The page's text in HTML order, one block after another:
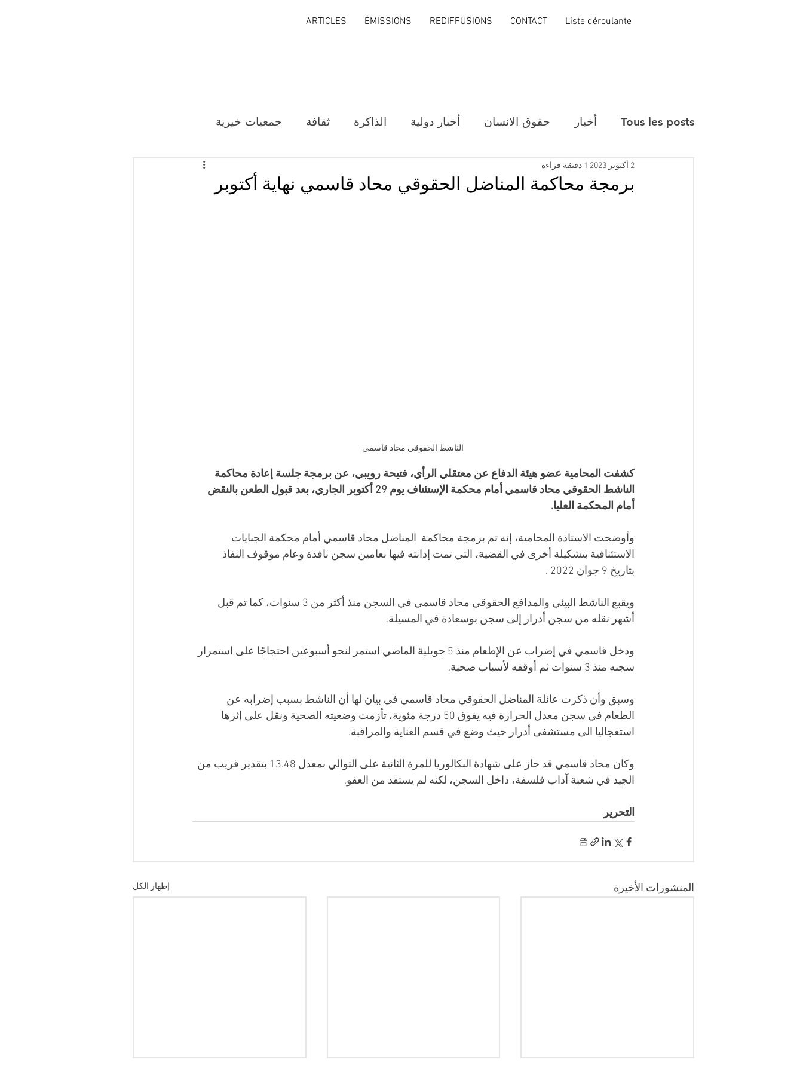
ARTICLES ÉMISSIONS REDIFFUSIONS CONTACT Liste déroulante
Tous les posts أخبار حقوق الانسان أخبار دولية الذاكرة ثقافة جمعيات خيرية
برمجة محاكمة المناضل الحقوقي محاد قاسمي نهاية أكتوبر
2 أكتوبر 2023 1 دقيقة قراءة
كشفت المحامية عضو هيئة الدفاع عن معتقلي الرأي، فتيحة رويبي، عن برمجة جلسة إعادة محاكمة
الناشط الحقوقي محاد قاسمي أمام محكمة الإستئناف يوم 29 أكتوبر
الجاري، بعد قبول الطعن بالنقض
أمام المحكمة العليا.
وأوضحت الاستاذة المحامية، إنه تم برمجة محاكمة  المناضل محاد قاسمي أمام محكمة الجنايات
الاستئنافية بتشكيلة أخرى في القضية، التي تمت إدانته فيها بعامين سجن نافذة وعام موقوف النفاذ
بتاريخ 9 جوان 2022 .
ويقبع الناشط البيئي والمدافع الحقوقي محاد قاسمي في السجن منذ أكثر من 3 سنوات، كما تم قبل
أشهر نقله من سجن أدرار إلى سجن بوسعادة في المسيلة.
ودخل قاسمي في إضراب عن الإطعام منذ 5 جويلية الماضي استمر لنحو أسبوعين احتجاجًا على استمرار
سجنه منذ 3 سنوات ثم أوقفه لأسباب صحية.
وسبق وأن ذكرت عائلة المناضل الحقوقي محاد قاسمي في بيان لها أن الناشط بسبب إضرابه عن
الطعام في سجن معدل الحرارة فيه يفوق 50 درجة مئوية، تأزمت وضعيته الصحية ونقل على إثرها
استعجاليا الى مستشفى أدرار حيث وضع في قسم العناية والمراقبة.
وكان محاد قاسمي قد حاز على شهادة البكالوريا للمرة الثانية على التوالي بمعدل 13.48 بتقدير قريب من
الجيد في شعبة آداب فلسفة، داخل السجن، لكنه لم يستفد من العفو.
التحرير
المنشورات الأخيرة إظهار الكل